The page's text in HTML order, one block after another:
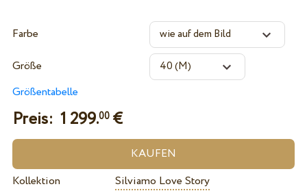
Farbe
Größe
Größentabelle
Preis: 1 299.00€
Kollektion
Silviamo Love Story